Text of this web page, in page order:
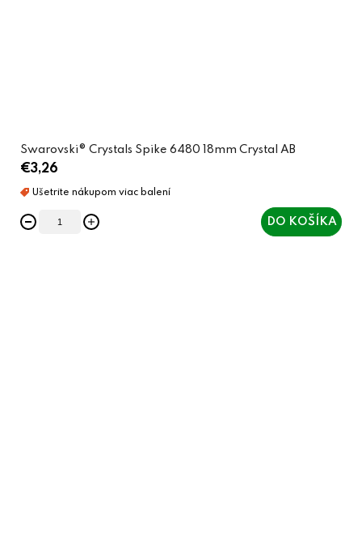
Swarovski® Crystals Spike 6480 18mm Crystal AB
€3,26
DO KOŠÍKA